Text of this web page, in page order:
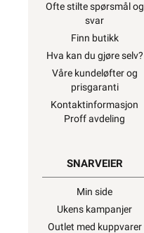
Ofte stilte spørsmål og
svar
Finn butikk
Hva kan du gjøre selv?
Våre kundeløfter og
prisgaranti
Kontaktinformasjon
Proff avdeling
SNARVEIER
Min side
Ukens kampanjer
Outlet med kuppvarer